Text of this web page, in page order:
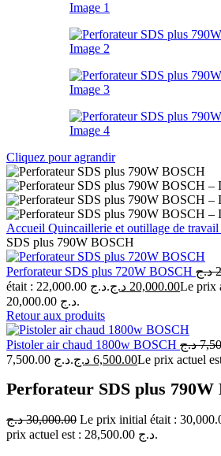
Cliquez pour agrandir
Accueil Quincaillerie et outillage de travail
SDS plus 790W BOSCH
Perforateur SDS plus 720W BOSCH د.ج
était : 22,000.00 د.ج.
20,000.00 د.ج
Le prix
20,000.00 د.ج.
Retour aux produits
Pistoler air chaud 1800w BOSCH د.ج
7,500.00 د.ج.
6,500.00 د.ج
Perforateur SDS plus 790W
30,000.00 د.ج
prix actuel est : 28,500.00 د.ج.